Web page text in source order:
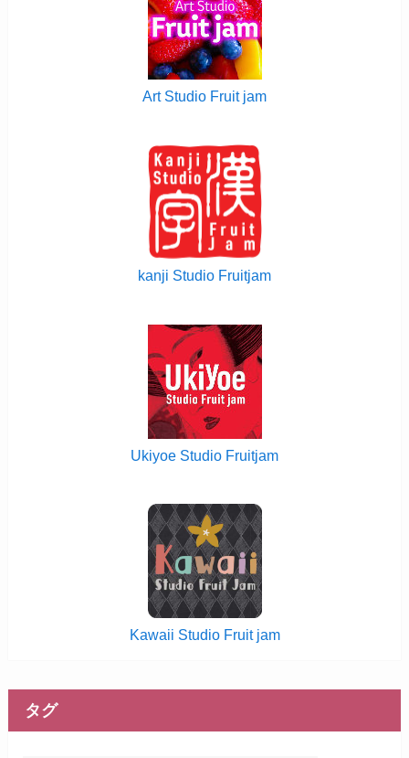
Art Studio Fruit jam
kanji Studio Fruitjam
Ukiyoe Studio Fruitjam
Kawaii Studio Fruit jam
タグ